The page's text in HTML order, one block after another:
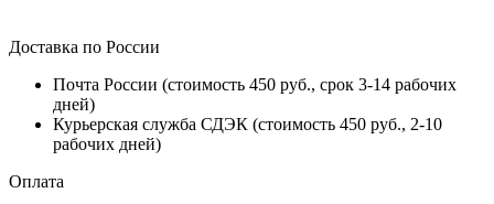
Доставка по России
Почта России (стоимость 450 руб., срок 3-14 рабочих
дней)
Курьерская служба СДЭК (стоимость 450 руб., 2-10
рабочих дней)
Оплата